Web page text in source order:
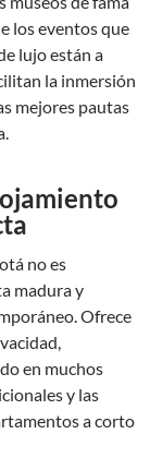
los eventos que
lujo están a
la inmersión
mejores pautas
no es
madura y
Ofrece
en muchos
y las
a corto